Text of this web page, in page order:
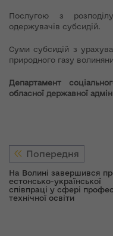
Послугою з
одержувачів субсидій.
Суми субсидій з
природного газу
Департамент
обласної державної
Попередня
На Волині завершився
естонсько-української
співпраці у сфері
технічної освіти